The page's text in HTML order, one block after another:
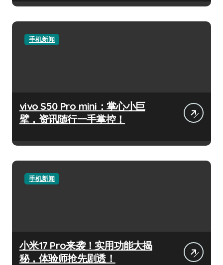
手机新闻
vivo S50 Pro mini：掌心小巨
擘，资讯随行一手掌控！
手机新闻
小米17 Pro来袭！实用功能大揭
秘，体验师抢先剧透！